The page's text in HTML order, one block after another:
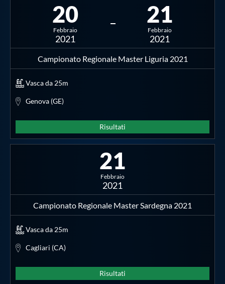
20
Febbraio
2021
21
Febbraio
2021
Campionato Regionale Master Liguria 2021
Vasca da 25m
Genova (GE)
Risultati
21
Febbraio
2021
Campionato Regionale Master Sardegna 2021
Vasca da 25m
Cagliari (CA)
Risultati